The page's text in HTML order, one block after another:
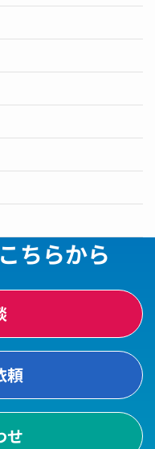
ちらから
頼
せ